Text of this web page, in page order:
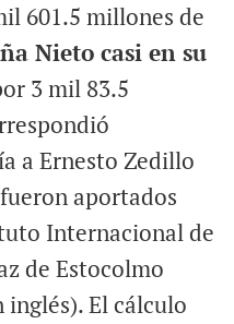
601.5 millones de
Nieto casi en su
3 mil 83.5
a Ernesto Zedillo
aportados
Internacional de
de Estocolmo
inglés). El cálculo